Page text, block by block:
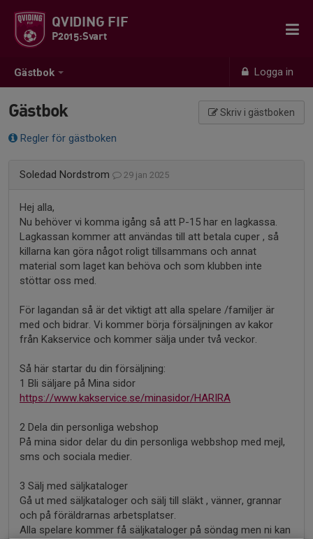
Gästbok Logga in
QVIDING FIF
P2015:Svart
Gästbok Skriv i gästboken
Regler för gästboken
Soledad Nordstrom 29 jan 2025
Hej alla,
Nu behöver vi komma igång så att P-15 har en lagkassa.
Lagkassan kommer att användas till att betala cuper , så
killarna kan göra något roligt tillsammans och annat
material som laget kan behöva och som klubben inte
stöttar oss med.
För lagandan så är det viktigt att alla spelare /familjer är
med och bidrar. Vi kommer börja försäljningen av kakor
från Kakservice och kommer sälja under två veckor.
Så här startar du din försäljning:
1 Bli säljare på Mina sidor
https://www.kakservice.se/minasidor/HARIRA
2 Dela din personliga webshop
På mina sidor delar du din personliga webbshop med mejl,
sms och sociala medier.
3 Sälj med säljkataloger
Gå ut med säljkataloger och sälj till släkt , vänner, grannar
och på föräldrarnas arbetsplatser.
Alla spelare kommer få säljkataloger på söndag men ni kan